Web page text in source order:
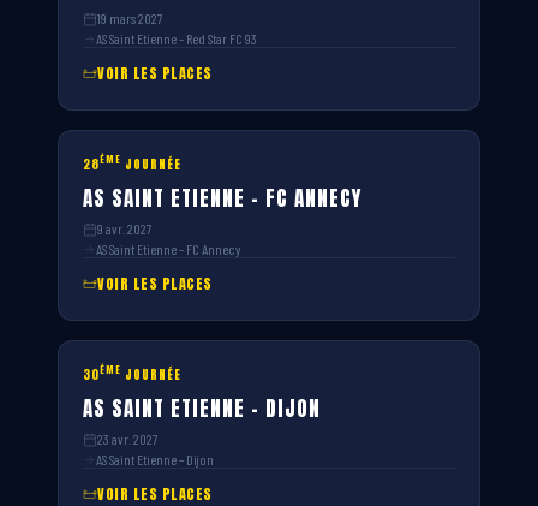
19 mars 2027
AS Saint Etienne – Red Star FC 93
VOIR LES PLACES
28ÈME JOURNÉE
AS SAINT ETIENNE – FC ANNECY
9 avr. 2027
AS Saint Etienne – FC Annecy
VOIR LES PLACES
30ÈME JOURNÉE
AS SAINT ETIENNE – DIJON
23 avr. 2027
AS Saint Etienne – Dijon
VOIR LES PLACES